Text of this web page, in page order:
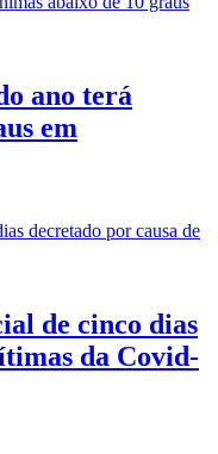
ano terá
em
de cinco dias
da Covid-